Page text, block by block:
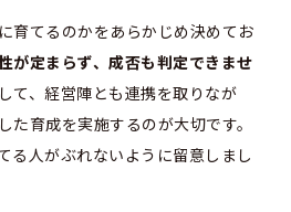
育てるのかをあらかじめ決めてお
が定まらず、成否も判定できませ
て、経営陣とも連携を取りなが
た育成を実施するのが大切です。
る人がぶれないように留意しまし